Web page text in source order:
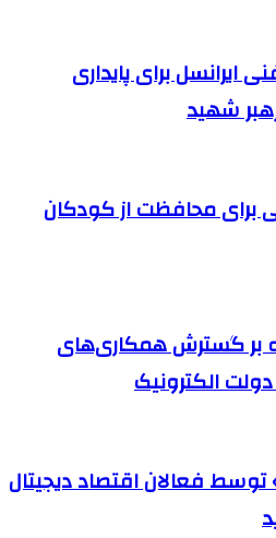
فنی ایرانسل برای پایداری
شهید
برای محافظت از کودکان
بر گسترش همکاری‌های
الکترونیک
توسط فعالان اقتصاد دیجیتال